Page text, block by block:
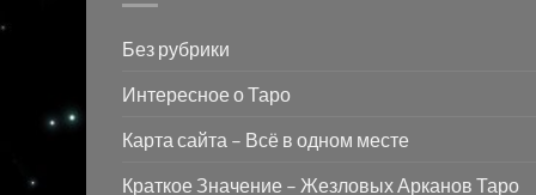
Без рубрики
Интересное о Таро
Карта сайта – Всё в одном месте
Краткое Значение – Жезловых Арканов Таро